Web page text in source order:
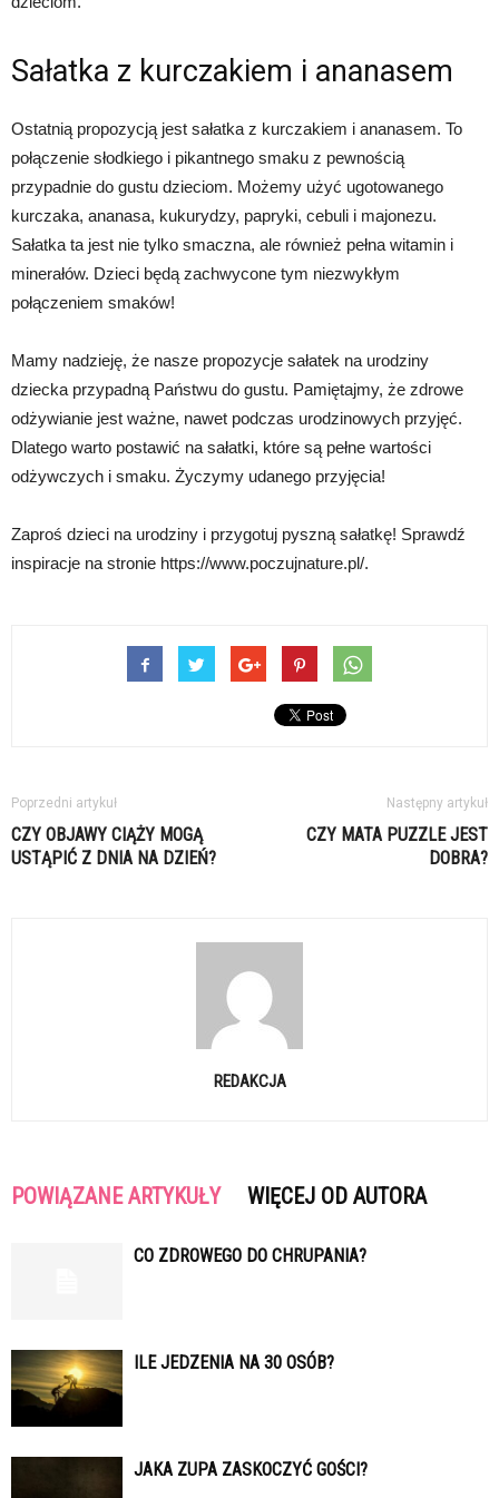
Sałatka z kurczakiem i ananasem
Ostatnią propozycją jest sałatka z kurczakiem i ananasem. To
połączenie słodkiego i pikantnego smaku z pewnością
przypadnie do gustu dzieciom. Możemy użyć ugotowanego
kurczaka, ananasa, kukurydzy, papryki, cebuli i majonezu.
Sałatka ta jest nie tylko smaczna, ale również pełna witamin i
minerałów. Dzieci będą zachwycone tym niezwykłym
połączeniem smaków!
Mamy nadzieję, że nasze propozycje sałatek na urodziny
dziecka przypadną Państwu do gustu. Pamiętajmy, że zdrowe
odżywianie jest ważne, nawet podczas urodzinowych przyjęć.
Dlatego warto postawić na sałatki, które są pełne wartości
odżywczych i smaku. Życzymy udanego przyjęcia!
Zaproś dzieci na urodziny i przygotuj pyszną sałatkę! Sprawdź
inspiracje na stronie https://www.poczujnature.pl/.
Poprzedni artykuł
CZY OBJAWY CIĄŻY MOGĄ
USTĄPIĆ Z DNIA NA DZIEŃ?
Następny artykuł
CZY MATA PUZZLE JEST
DOBRA?
REDAKCJA
POWIĄZANE ARTYKUŁY WIĘCEJ OD AUTORA
CO ZDROWEGO DO CHRUPANIA?
ILE JEDZENIA NA 30 OSÓB?
JAKA ZUPA ZASKOCZYĆ GOŚCI?